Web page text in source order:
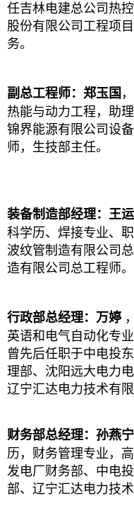
任吉林电建总公司热
股份有限公司工程项
务。
副总工程师：郑玉国
热能与动力工程，助
锦界能源有限公司设
师，生技部主任。
装备制造部经理：王
科学历、焊接专业、
波纹管制造有限公司
造有限公司总工程师。
行政部总经理：万婷
英语和电气自动化专
曾先后任职于中电投
理部、沈阳远大电力
辽宁汇达电力技术有
财务部总经理：孙燕宁
历，财务管理专业，
发电厂财务部、中电
部、辽宁汇达电力技